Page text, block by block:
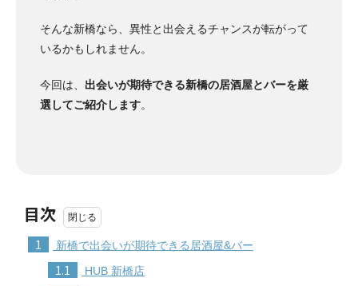
そんな新橋なら、異性と出会えるチャンスが転がって
いるかもしれません。
今回は、 出会いが期待できる新橋の居酒屋とバーを厳
選してご紹介します。
目次
1 新橋で出会いが期待できる居酒屋&バー
1.1 HUB 新橋店